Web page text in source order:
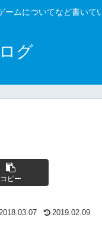
ムについてなど書いて
グ
コピー
2018.03.07 2019.02.09